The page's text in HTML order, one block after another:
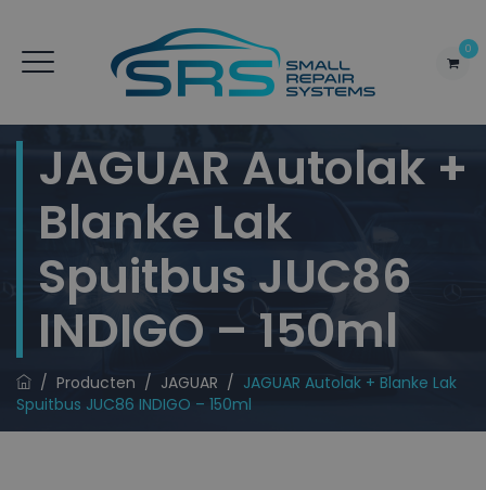
0
JAGUAR Autolak +
Blanke Lak
Spuitbus JUC86
INDIGO – 150ml
/ Producten / JAGUAR / JAGUAR Autolak + Blanke Lak
Spuitbus JUC86 INDIGO – 150ml